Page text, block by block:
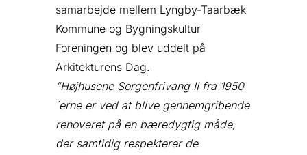
samarbejde mellem Lyngby-Taarbæk
Kommune og Bygningskultur
Foreningen og blev uddelt på
Arkitekturens Dag.
”Højhusene Sorgenfrivang II fra 1950
´erne er ved at blive gennemgribende
renoveret på en bæredygtig måde,
der samtidig respekterer de